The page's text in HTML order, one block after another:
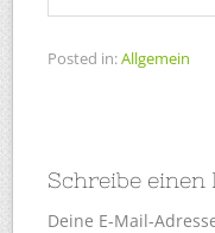
Posted in:Allgemein
Schreibe einen
Deine E-Mail-